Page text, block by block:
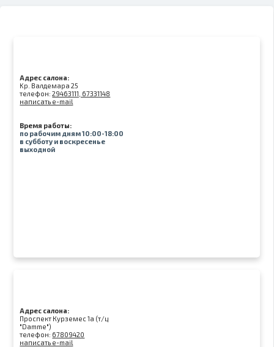
Адрес салона:
Kр. Валдемара 25
телефон:29463111, 67331148
написать e-mail
Время работы:
по рабочим дням 10:00-18:00
в субботу и воскресенье
выходной
Адрес салона:
Проспект Курземес 1а (т/ц
"Damme")
телефон: 67809420
написать e-mail